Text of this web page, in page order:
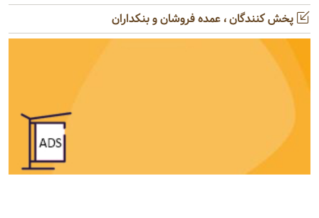
پخش کنندگان ، عمده فروشان و بنکداران